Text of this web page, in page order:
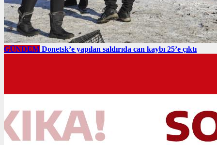
GÜNDEM Donetsk’e yapılan saldırıda can kaybı 25’e çıktı